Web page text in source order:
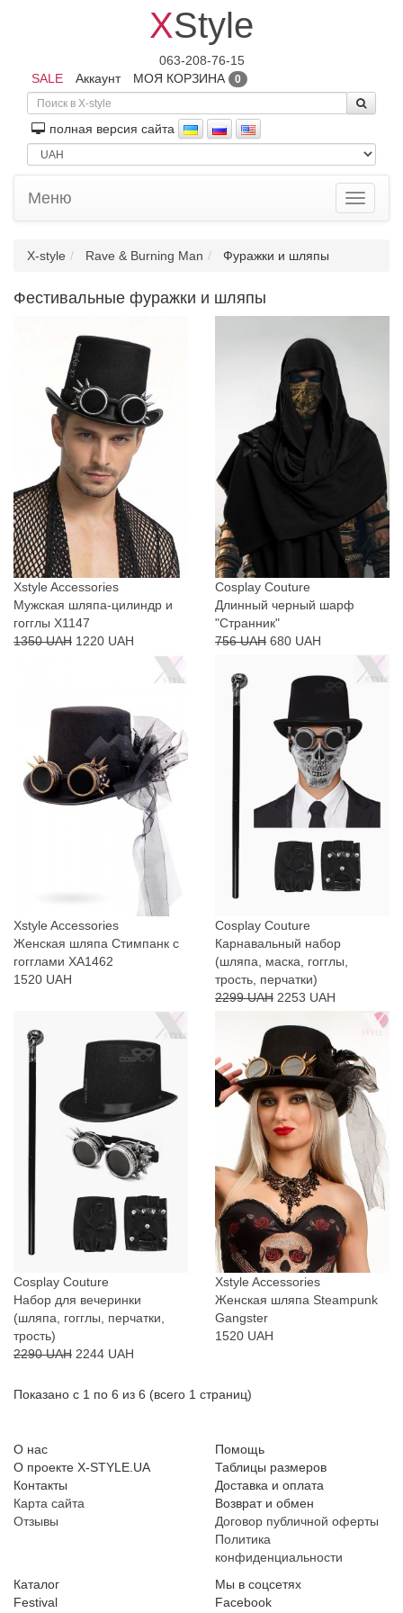
XStyle
063-208-76-15
SALE
Аккаунт МОЯ КОРЗИНА 0
полная версия сайта
Toggle
Меню
X-style Rave & Burning Man Фуражки и шляпы
Фестивальные фуражки и шляпы
Xstyle Accessories
Мужская шляпа-цилиндр и
гогглы X1147
1350 UAH 1220 UAH
Cosplay Couture
Длинный черный шарф
"Странник"
756 UAH 680 UAH
Xstyle Accessories
Женская шляпа Стимпанк с
гогглами XA1462
1520 UAH
Cosplay Couture
Карнавальный набор
(шляпа, маска, гогглы,
трость, перчатки)
2299 UAH 2253 UAH
Cosplay Couture
Набор для вечеринки
(шляпа, гогглы, перчатки,
трость)
2290 UAH 2244 UAH
Xstyle Accessories
Женская шляпа Steampunk
Gangster
1520 UAH
Показано с 1 по 6 из 6 (всего 1 страниц)
О нас
О проекте X-STYLE.UA
Контакты
Карта сайта
Отзывы
Помощь
Таблицы размеров
Доставка и оплата
Возврат и обмен
Договор публичной оферты
Политика
конфиденциальности
Каталог
Festival
Мы в соцсетях
Facebook